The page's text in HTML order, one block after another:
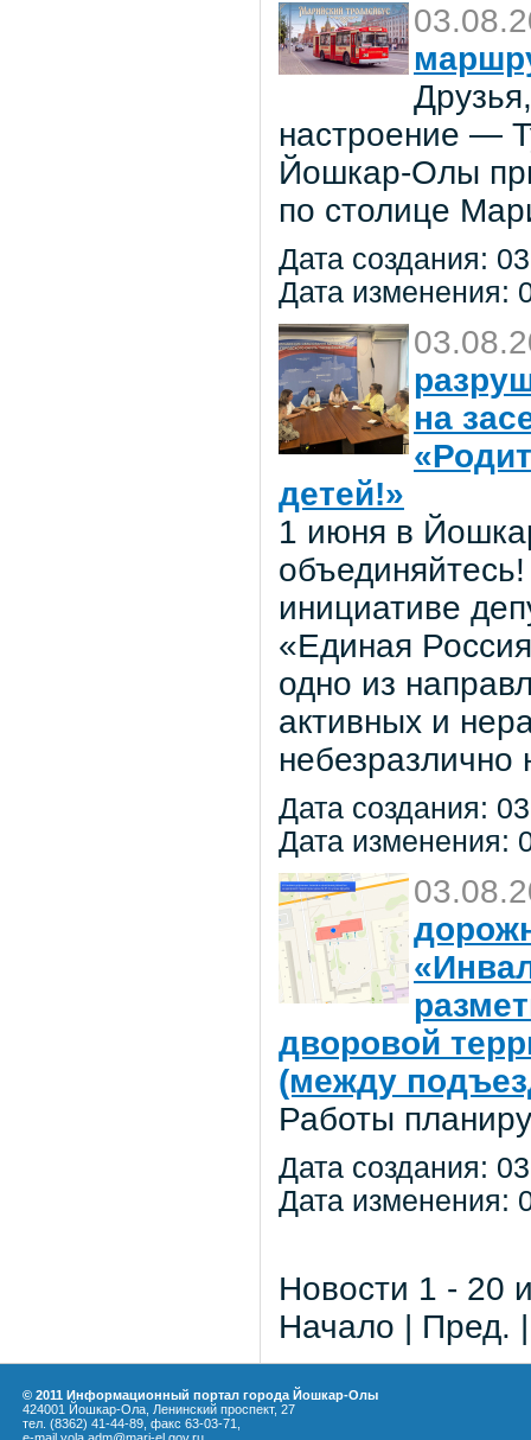
настроение —
Йошкар-Олы
по столице
Дата создания:
Дата изменения:
на
детей!»
1 июня в
инициативе
«Единая
одно из
активных и
Дата создания:
Дата изменения:
дворовой
(между
Работы
Дата создания:
Дата изменения:
Новости 1 - 20
Начало | Пред.
© 2011 Информационный портал города Йошкар-Олы
424001 Йошкар-Ола, Ленинский проспект, 27
тел. (8362) 41-44-89, факс 63-03-71,